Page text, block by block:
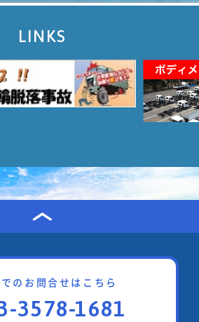
LINKS
のお問合せはこちら
3578-1681